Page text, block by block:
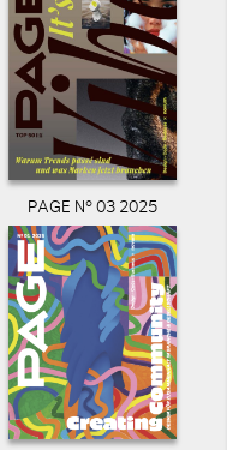
PAGE N° 03 2025